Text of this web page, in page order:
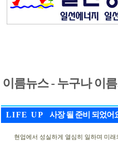
이름뉴스 - 누구나 이
L I F E U P 사장 될 준비 되었어
현업에서 성실하게 열심히 일하며 미